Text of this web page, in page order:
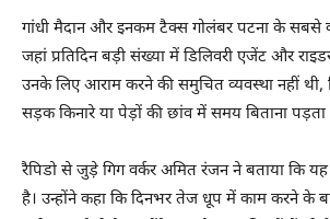
गांधी मैदान और इनकम टैक्स गोलंबर पटना के सबसे
जहां प्रतिदिन बड़ी संख्या में डिलिवरी एजेंट और
उनके लिए आराम करने की समुचित व्यवस्था नहीं
सड़क किनारे या पेड़ों की छांव में समय बिताना पड़ता
रैपिडो से जुड़े गिग वर्कर अमित रंजन ने बताया कि
है। उन्होंने कहा कि दिनभर तेज धूप में काम करने के